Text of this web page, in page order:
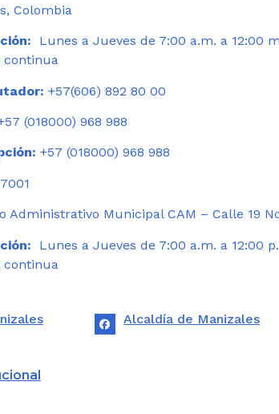
Colombia
Lunes a Jueves de 7:00 a.m. a 12:00
continua
+57(606) 892 80 00
(018000) 968 988
+57 (018000) 968 988
Administrativo Municipal CAM – Calle 19
Lunes a Jueves de 7:00 a.m. a 12:00
continua
Alcaldía de Manizales